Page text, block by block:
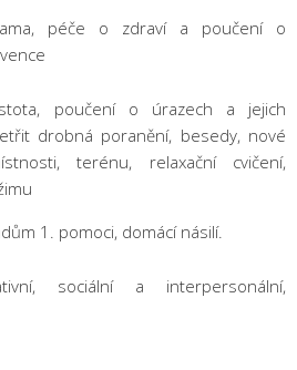
péče o zdraví a poučení o
poučení o úrazech a jejich
drobná poranění, besedy, nové
terénu, relaxační cvičení,
1. pomoci, domácí násilí.
sociální a interpersonální,